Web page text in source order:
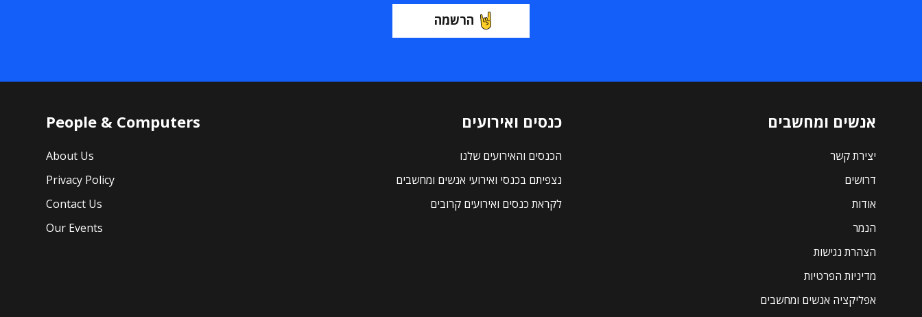
הרשמה
אנשים ומחשבים
יצירת קשר
דרושים
אודות
הנמר
הצהרת נגישות
מדיניות הפרטיות
אפליקציה אנשים ומחשבים
כנסים ואירועים
הכנסים והאירועים שלנו
נצפיתם בכנסי ואירועי אנשים ומחשבים
לקראת כנסים ואירועים קרובים
People & Computers
About Us
Privacy Policy
Contact Us
Our Events